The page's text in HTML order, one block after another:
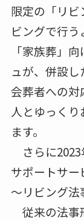
限定の「リビ
ビングで行
「家族葬」
ュが、併設し
会葬者への対
人とゆっく
ます。
さらに2023
サポートサ
～リビング法
従来の法事